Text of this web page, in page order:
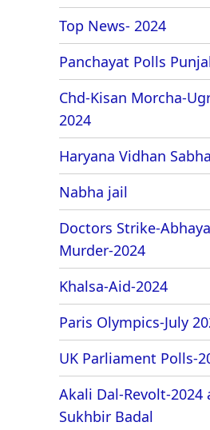
Top News- 2024
Panchayat Polls
Chd-Kisan Morcha-
2024
Haryana Vidhan
Nabha jail
Doctors Strike-
Murder-2024
Khalsa-Aid-2024
Paris Olympics-July
UK Parliament Polls-
Akali Dal-Revolt-2024
Sukhbir Badal